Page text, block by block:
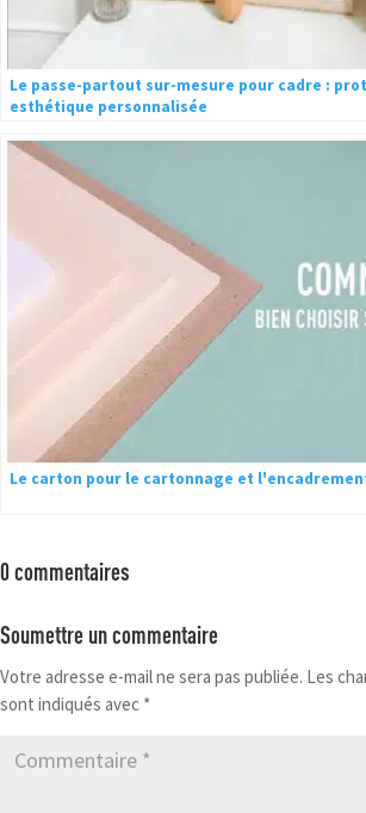
Le passe-partout sur-mesure pour cadre :
esthétique personnalisée
Le carton pour le cartonnage et
0 commentaires
Soumettre un commentaire
Votre adresse e-mail ne sera pas publiée. Les
sont indiqués avec *